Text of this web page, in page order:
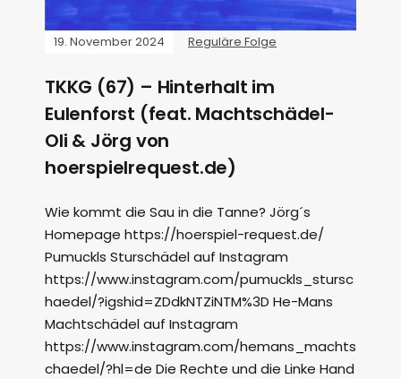
19. November 2024 Reguläre Folge
TKKG (67) – Hinterhalt im
Eulenforst (feat. Machtschädel-
Oli & Jörg von
hoerspielrequest.de)
Wie kommt die Sau in die Tanne? Jörg´s
Homepage https://hoerspiel-request.de/
Pumuckls Sturschädel auf Instagram
https://www.instagram.com/pumuckls_stursc
haedel/?igshid=ZDdkNTZiNTM%3D He-Mans
Machtschädel auf Instagram
https://www.instagram.com/hemans_machts
chaedel/?hl=de Die Rechte und die Linke Hand